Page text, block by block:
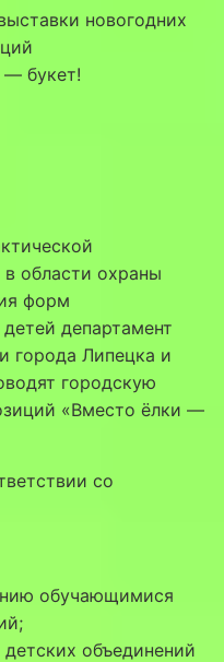
новогодних
— букет!
области охраны
форм
департамент
города Липецка и
городскую
«Вместо ёлки —
со
обучающимися
объединений